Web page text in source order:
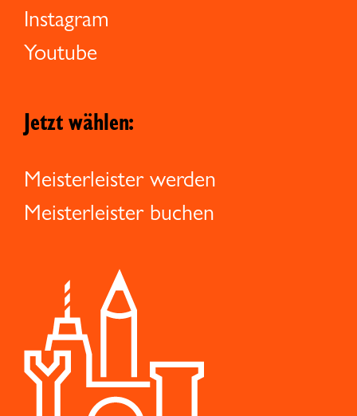
Instagram
Youtube
Jetzt wählen:
Meisterleister werden
Meisterleister buchen